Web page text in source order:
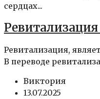
сердцах...
Ревитализация,
В переводе
Виктория
13.07.2025